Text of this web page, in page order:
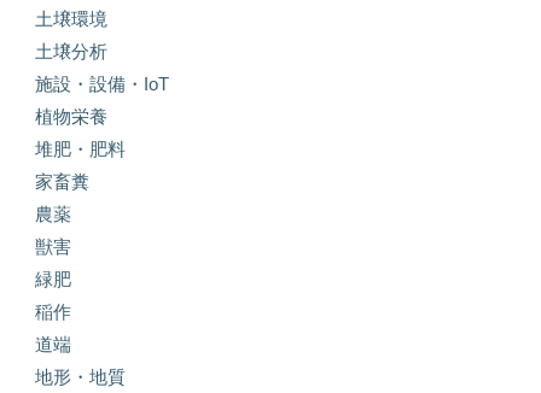
土壌環境
土壌分析
施設・設備・IoT
植物栄養
堆肥・肥料
家畜糞
農薬
獣害
緑肥
稲作
道端
地形・地質